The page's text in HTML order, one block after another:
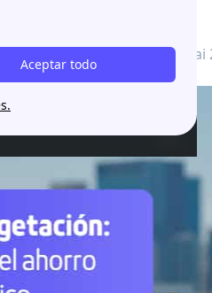
Aceptar todo
26